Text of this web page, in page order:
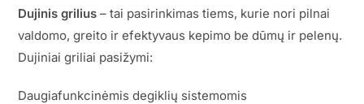
Dujinis grilius – tai pasirinkimas tiems, kurie nori pilnai
valdomo, greito ir efektyvaus kepimo be dūmų ir pelenų.
Dujiniai griliai pasižymi:
Daugiafunkcinėmis degiklių sistemomis